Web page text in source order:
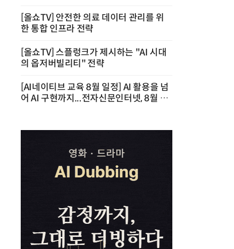
[올쇼TV] 안전한 의료 데이터 관리를 위
한 통합 인프라 전략
[올쇼TV] 스플렁크가 제시하는 "AI 시대
의 옵저버빌리티" 전략
[AI네이티브 교육 8월 일정] AI 활용을 넘
어 AI 구현까지...전자신문인터넷, 8월 실